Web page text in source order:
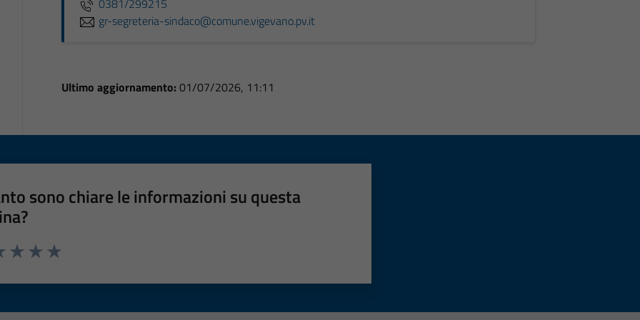
0381/299215
gr-segreteria-sindaco@comune.vigevano.pv.it
Ultimo aggiornamento: 01/07/2026, 11:11
sono chiare le informazioni su questa